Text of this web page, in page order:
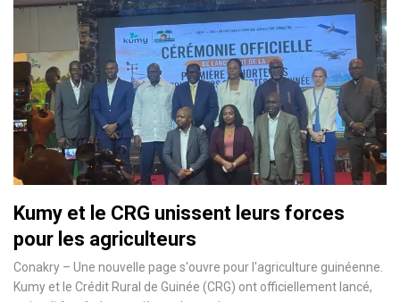
Kumy et le CRG unissent leurs forces
pour les agriculteurs
Conakry – Une nouvelle page s'ouvre pour l'agriculture guinéenne.
Kumy et le Crédit Rural de Guinée (CRG) ont officiellement lancé,